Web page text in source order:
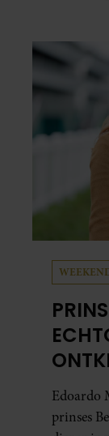
al in
Edoardo
prinses